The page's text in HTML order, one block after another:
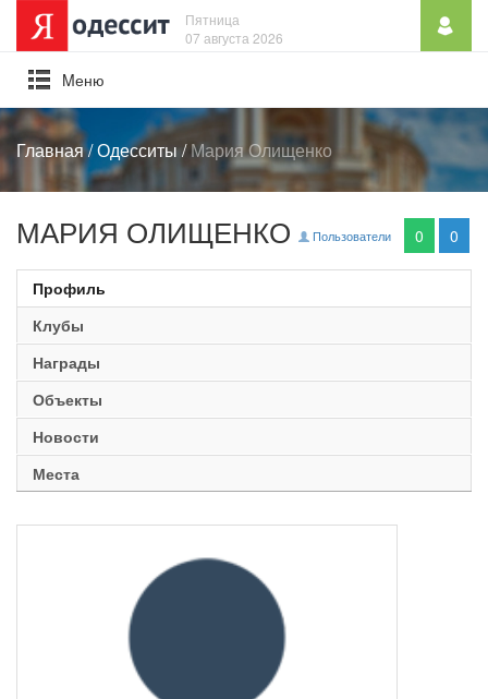
Пятница
07 августа 2026
Mеню
Главная/Одесситы/Мария Олищенко
Пользователи 0 0
МАРИЯ ОЛИЩЕНКО
Профиль
Клубы
Награды
Объекты
Новости
Места